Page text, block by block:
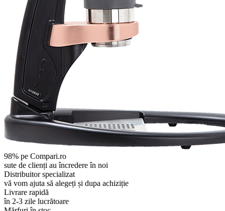
menționează,50x. Deja am utilizat 60x și în cazul utilizării corecte cu
siguranță vo ...
Dragos T.
Prelucrare rapidă a comenzii, mărfuri interesante
Adăugați rating